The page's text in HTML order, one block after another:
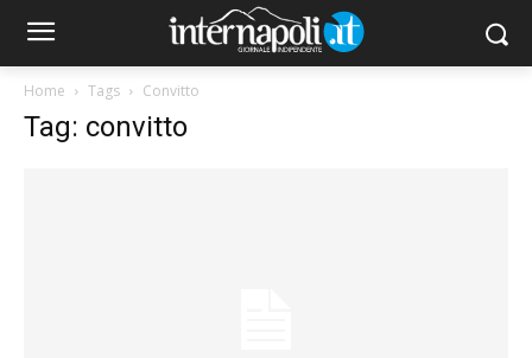
Home Tags Convitto
Tag: convitto